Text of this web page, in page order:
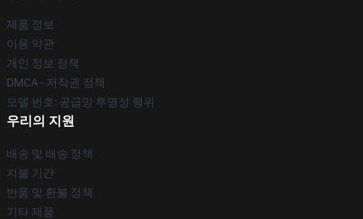
제품 정보
이용 약관
개인 정보 정책
DMCA - 저작권 정책
모델 번호: 공급망 투명성 행위
우리의 지원
배송 및 배송 정책
지불 기간
반품 및 환불 정책
기타 제품